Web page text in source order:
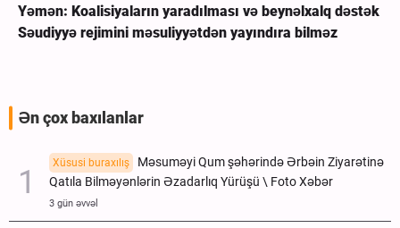
Yəmən: Koalisiyaların yaradılması və beynəlxalq dəstək
Səudiyyə rejimini məsuliyyətdən yayındıra bilməz
Ən çox baxılanlar
Xüsusi buraxılış
Məsuməyi Qum şəhərində Ərbəin Ziyarətinə
Qatıla Bilməyənlərin Əzadarlıq Yürüşü \ Foto Xəbər
3 gün əvvəl